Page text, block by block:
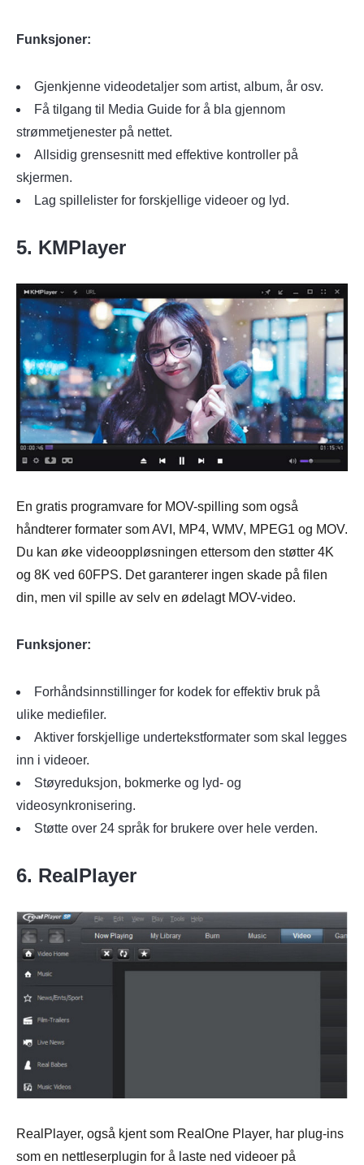
Funksjoner:
Gjenkjenne videodetaljer som artist, album, år osv.
Få tilgang til Media Guide for å bla gjennom
strømmetjenester på nettet.
Allsidig grensesnitt med effektive kontroller på
skjermen.
Lag spillelister for forskjellige videoer og lyd.
5. KMPlayer
En gratis programvare for MOV-spilling som også
håndterer formater som AVI, MP4, WMV, MPEG1 og MOV.
Du kan øke videooppløsningen ettersom den støtter 4K
og 8K ved 60FPS. Det garanterer ingen skade på filen
din, men vil spille av selv en ødelagt MOV-video.
Funksjoner:
Forhåndsinnstillinger for kodek for effektiv bruk på
ulike mediefiler.
Aktiver forskjellige undertekstformater som skal legges
inn i videoer.
Støyreduksjon, bokmerke og lyd- og
videosynkronisering.
Støtte over 24 språk for brukere over hele verden.
6. RealPlayer
RealPlayer, også kjent som RealOne Player, har plug-ins
som en nettleserplugin for å laste ned videoer på